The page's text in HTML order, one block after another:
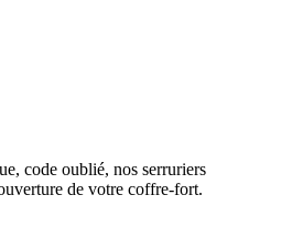
code oublié, nos serruriers
de votre coffre-fort.